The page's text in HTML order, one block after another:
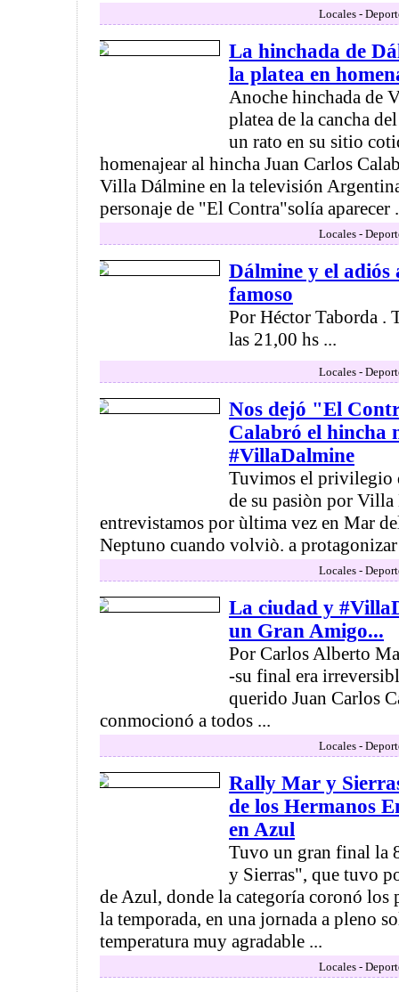
Locales -
La hinchada de
la platea en
Anoche hinchada de
platea de la cancha
un rato en su sitio
homenajear al hincha Juan Carlos
Villa Dálmine en la televisión
personaje de "El Contra"solía aparecer
Locales -
Dálmine y el adiós
famoso
Por Héctor Taborda .
las 21,00 hs ...
Locales -
Nos dejó "El
Calabró el hincha
#VillaDalmine
Tuvimos el privilegio
de su pasiòn por
entrevistamos por ùltima vez en Mar
Neptuno cuando volviò. a protagonizar
Locales -
La ciudad y
un Gran Amigo...
Por Carlos Alberto
-su final era
querido Juan Carlos
conmocionó a todos ...
Locales -
Rally Mar y
de los Hermanos
en Azul
Tuvo un gran final la
y Sierras", que tuvo
de Azul, donde la categoría coronó los
la temporada, en una jornada a pleno
temperatura muy agradable ...
Locales -